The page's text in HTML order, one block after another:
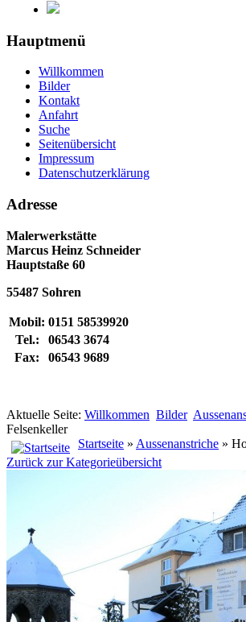
Hauptmenü
Willkommen
Bilder
Kontakt
Anfahrt
Suche
Seitenübersicht
Impressum
Datenschutzerklärung
Adresse
Malerwerkstätte
Marcus Heinz Schneider
Hauptstaße 60
55487 Sohren
Mobil: 0151 58539920
Tel.:
06543 3674
Fax:
06543 9689
Aktuelle Seite: Willkommen Bilder
Felsenkeller
Startseite » Aussenanstriche »
Zurück zur Kategorieübersicht